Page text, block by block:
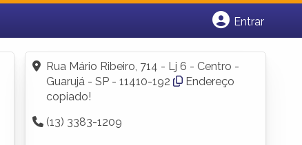
Entrar
Fazer login
Criar conta
Rua Mário Ribeiro, 714 - Lj 6 - Centro -
Guarujá - SP - 11410-192
Endereço
copiado!
(13) 3383-1209